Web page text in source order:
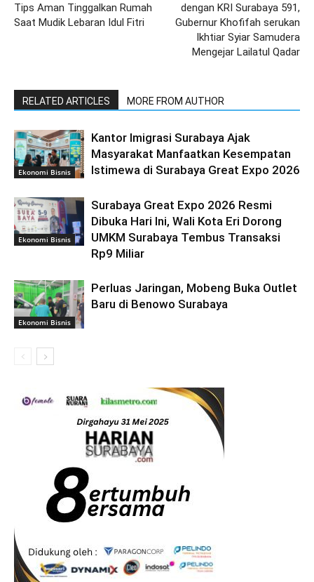
Tips Aman Tinggalkan Rumah
Saat Mudik Lebaran Idul Fitri
dengan KRI Surabaya 591,
Gubernur Khofifah serukan
Ikhtiar Syiar Samudera
Mengejar Lailatul Qadar
RELATED ARTICLES MORE FROM AUTHOR
Ekonomi Bisnis
Kantor Imigrasi Surabaya Ajak
Masyarakat Manfaatkan Kesempatan
Istimewa di Surabaya Great Expo 2026
Ekonomi Bisnis
Surabaya Great Expo 2026 Resmi
Dibuka Hari Ini, Wali Kota Eri Dorong
UMKM Surabaya Tembus Transaksi
Rp9 Miliar
Ekonomi Bisnis
Perluas Jaringan, Mobeng Buka Outlet
Baru di Benowo Surabaya